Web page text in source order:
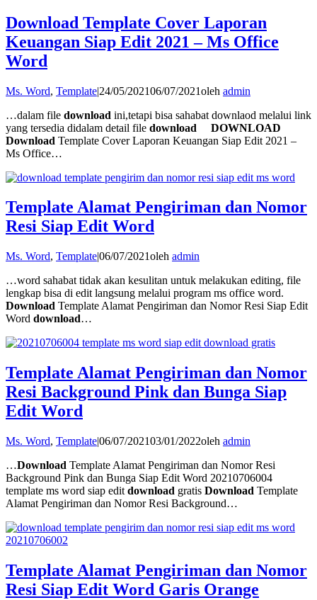
Download Template Cover Laporan
Keuangan Siap Edit 2021 – Ms Office
Word
Ms. Word, Template|24/05/202106/07/2021oleh admin
…dalam file download ini,tetapi bisa sahabat downlaod melalui link
yang tersedia didalam detail file download
DOWNLOAD
Download Template Cover Laporan Keuangan Siap Edit 2021 –
Ms Office…
Template Alamat Pengiriman dan Nomor
Resi Siap Edit Word
Ms. Word, Template|06/07/2021oleh admin
…word sahabat tidak akan kesulitan untuk melakukan editing, file
lengkap bisa di edit langsung melalui program ms office word.
Download Template Alamat Pengiriman dan Nomor Resi Siap Edit
Word download…
Template Alamat Pengiriman dan Nomor
Resi Background Pink dan Bunga Siap
Edit Word
Ms. Word, Template|06/07/202103/01/2022oleh admin
…Download Template Alamat Pengiriman dan Nomor Resi
Background Pink dan Bunga Siap Edit Word 20210706004
template ms word siap edit download gratis Download Template
Alamat Pengiriman dan Nomor Resi Background…
Template Alamat Pengiriman dan Nomor
Resi Siap Edit Word Garis Orange